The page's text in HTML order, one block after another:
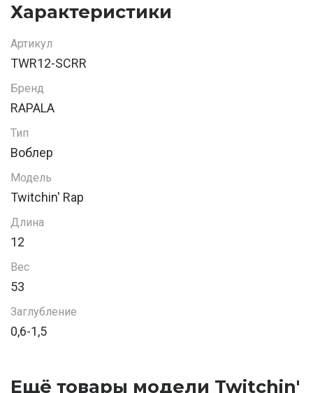
Характеристики
Артикул
TWR12-SCRR
Бренд
RAPALA
Тип
Воблер
Модель
Twitchin' Rap
Длина
12
Вес
53
Заглубление
0,6-1,5
Ещё товары модели Twitchin'